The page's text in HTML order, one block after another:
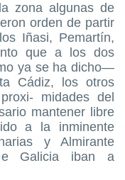
zona algunas de
orden de partir
Iñasi, Pemartín,
que a los dos
ya se ha dicho—
Cádiz, los otros
midades del
mantener libre
a la inminente
y Almirante
Galicia iban a